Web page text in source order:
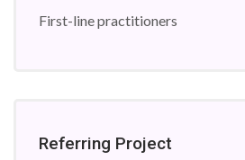
First-line practitioners
Referring Project